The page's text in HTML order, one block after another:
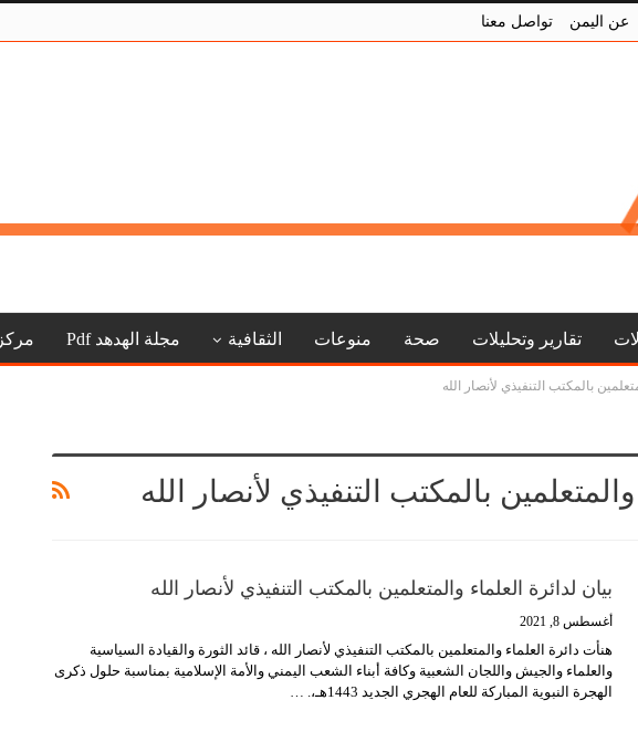
عن اليمن تواصل معنا
تقارير وتحليلات صحة منوعات الثقافية مجلة الهدهد Pdf
بالمكتب التنفيذي لأنصار الله
بالمكتب التنفيذي لأنصار الله
بيان لدائرة العلماء والمتعلمين بالمكتب التنفيذي لأنصار الله
أغسطس 8, 2021
هنأت دائرة العلماء والمتعلمين بالمكتب التنفيذي لأنصار الله ، قائد الثورة والقيادة السياسية
والعلماء والجيش واللجان الشعبية وكافة أبناء الشعب اليمني والأمة الإسلامية بمناسبة حلول ذكرى
الهجرة النبوية المباركة للعام الهجري الجديد 1443هـ،.
…